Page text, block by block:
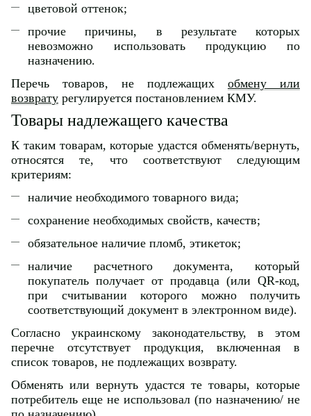
цветовой оттенок;
прочие причины, в результате которых
невозможно использовать продукцию по
назначению.
Перечь товаров, не подлежащих обмену или
возврату регулируется постановлением КМУ.
Товары надлежащего качества
К таким товарам, которые удастся обменять/вернуть,
относятся те, что соответствуют следующим
критериям:
наличие необходимого товарного вида;
сохранение необходимых свойств, качеств;
обязательное наличие пломб, этикеток;
наличие расчетного документа, который
покупатель получает от продавца (или QR-код,
при считывании которого можно получить
соответствующий документ в электронном виде).
Согласно украинскому законодательству, в этом
перечне отсутствует продукция, включенная в
список товаров, не подлежащих возврату.
Обменять или вернуть удастся те товары, которые
потребитель еще не использовал (по назначению/ не